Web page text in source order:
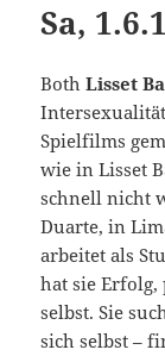
Sa,
BothLisset
Spielfilms
wie in Lisset
schnell nicht
Duarte, in
arbeitet als
hat sie
selbst. Sie
sich selbst –